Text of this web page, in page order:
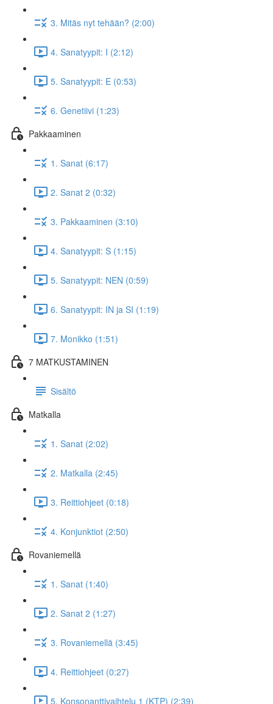
3. Mitäs nyt tehään? (2:00)
4. Sanatyypit: I (2:12)
5. Sanatyypit: E (0:53)
6. Genetiivi (1:23)
Pakkaaminen
1. Sanat (6:17)
2. Sanat 2 (0:32)
3. Pakkaaminen (3:10)
4. Sanatyypit: S (1:15)
5. Sanatyypit: NEN (0:59)
6. Sanatyypit: IN ja SI (1:19)
7. Monikko (1:51)
7 MATKUSTAMINEN
Sisältö
Matkalla
1. Sanat (2:02)
2. Matkalla (2:45)
3. Reittiohjeet (0:18)
4. Konjunktiot (2:50)
Rovaniemellä
1. Sanat (1:40)
2. Sanat 2 (1:27)
3. Rovaniemellä (3:45)
4. Reittiohjeet (0:27)
5. Konsonanttivaihtelu 1 (KTP) (2:39)